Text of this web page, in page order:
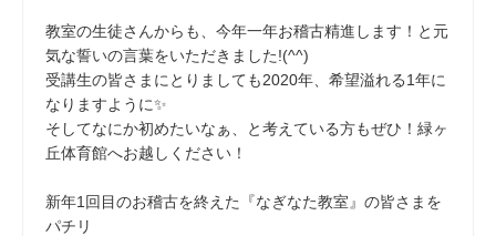
教室の生徒さんからも、今年一年お稽古精進します！と元
気な誓いの言葉をいただきました!(^^)
受講生の皆さまにとりましても2020年、希望溢れる1年に
なりますように✨
そしてなにか初めたいなぁ、と考えている方もぜひ！緑ヶ
丘体育館へお越しください！
新年1回目のお稽古を終えた『なぎなた教室』の皆さまを
パチリ